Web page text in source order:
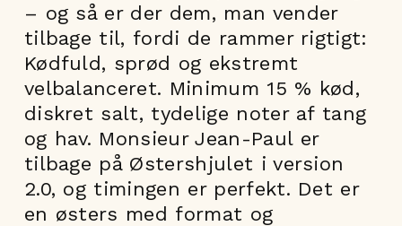
– og så er der dem, man vender
tilbage til, fordi de rammer rigtigt:
Kødfuld, sprød og ekstremt
velbalanceret. Minimum 15 % kød,
diskret salt, tydelige noter af tang
og hav. Monsieur Jean-Paul er
tilbage på Østershjulet i version
2.0, og timingen er perfekt. Det er
en østers med format og